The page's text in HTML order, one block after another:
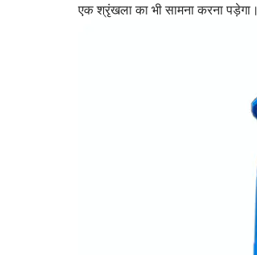
एक श्रृंखला का भी सामना करना पड़ेगा।